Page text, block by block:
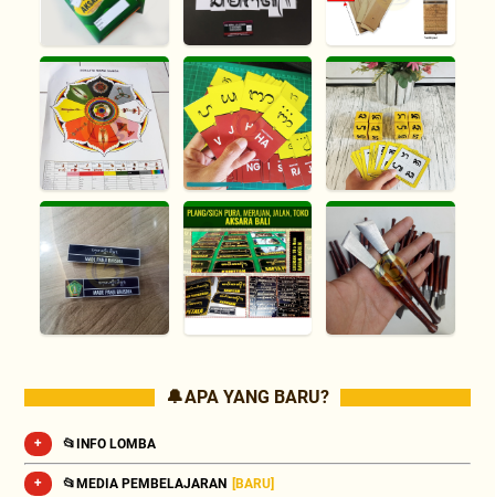
🔔 APA YANG BARU?
📂INFO LOMBA
📂MEDIA PEMBELAJARAN [BARU]